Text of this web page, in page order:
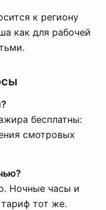
к региону
как для рабочей
бесплатны:
смотровых
Ночные часы и
тот же.